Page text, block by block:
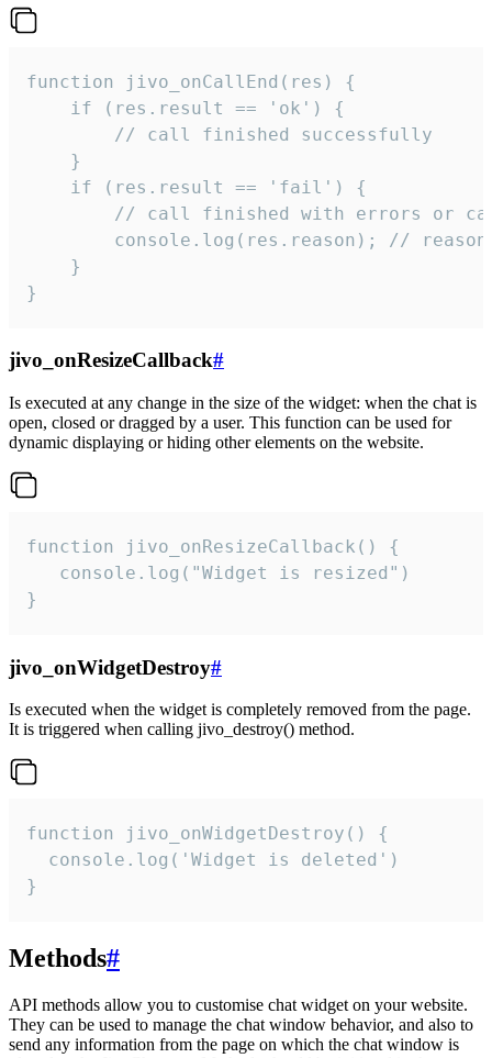
function jivo_onCallEnd(res) {
    if (res.result == 'ok') {
        // call finished successfully
    }
    if (res.result == 'fail') {
// call finished with errors or
console.log(res.reason); //
    }
}
jivo_onResizeCallback#
Is executed at any change in the size of the widget: when the chat is
open, closed or dragged by a user. This function can be used for
dynamic displaying or hiding other elements on the website.
function jivo_onResizeCallback() {
   console.log("Widget is resized")
}
jivo_onWidgetDestroy#
Is executed when the widget is completely removed from the page.
It is triggered when calling jivo_destroy() method.
function jivo_onWidgetDestroy() {
  console.log('Widget is deleted')
}
Methods#
API methods allow you to customise chat widget on your website.
They can be used to manage the chat window behavior, and also to
send any information from the page on which the chat window is